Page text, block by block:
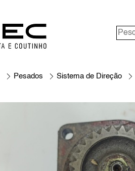
Pesados Sistema de Direção